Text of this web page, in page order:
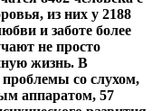
из них у 2188
и заботе более
не просто
жизнь. В
со слухом,
аппаратом, 57